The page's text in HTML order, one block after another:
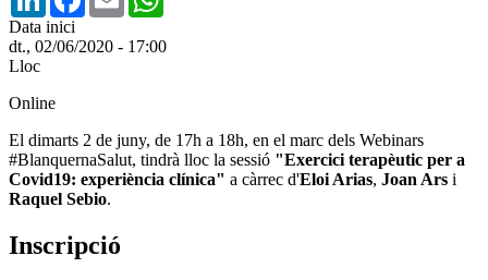
Data inici
dt., 02/06/2020 - 17:00
Lloc
Online
El dimarts 2 de juny, de 17h a 18h, en el marc dels Webinars
#BlanquernaSalut, tindrà lloc la sessió "Exercici terapèutic per a
Covid19: experiència clínica" a càrrec d'Eloi Arias, Joan Ars i
Raquel Sebio.
Inscripció